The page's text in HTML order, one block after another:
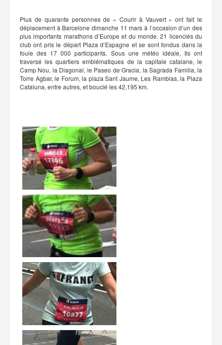
Plus de quarante personnes de « Courir à Vauvert » ont fait le
déplacement à Barcelone dimanche 11 mars à l’occasion d’un des
plus importants marathons d’Europe et du monde. 21 licenciés du
club ont pris le départ Plaza d’Espagne et se sont fondus dans la
foule des 17 000 participants. Sous une météo idéale, Ils ont
traversé les quartiers emblématiques de la capitale catalane, le
Camp Nou, la Diagonal, le Paseo de Gracia, la Sagrada Familia, la
Torre Agbar, le Forum, la plaza Sant Jaume, Les Ramblas, la Plaza
Cataluna, entre autres, et bouclé les 42,195 km.